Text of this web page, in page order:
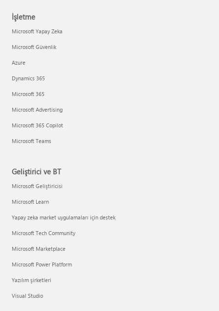
İşletme
Microsoft Yapay Zeka
Microsoft Güvenlik
Azure
Dynamics 365
Microsoft 365
Microsoft Advertising
Microsoft 365 Copilot
Microsoft Teams
Geliştirici ve BT
Microsoft Geliştiricisi
Microsoft Learn
Yapay zeka market uygulamaları için destek
Microsoft Tech Community
Microsoft Marketplace
Microsoft Power Platform
Yazılım şirketleri
Visual Studio